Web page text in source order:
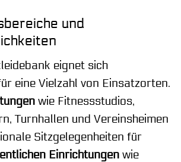
und
eignet sich
eine Vielzahl von Einsatzorten.
wie Fitnessstudios,
Turnhallen und Vereinsheimen
Sitzgelegenheiten für
Einrichtungen wie